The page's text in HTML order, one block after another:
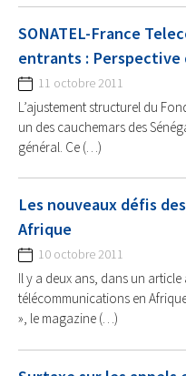
SONATEL-France
entrants : Perspective
11 octobre 2011
L’ajustement structurel du
un des cauchemars des
général. Ce (…)
Les nouveaux défis
Afrique
10 octobre 2011
Il y a deux ans, dans un
télécommunications en
», le magazine (…)